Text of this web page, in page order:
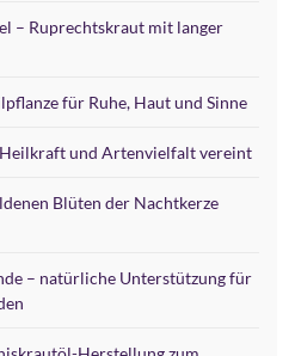
– Ruprechtskraut mit langer
für Ruhe, Haut und Sinne
und Artenvielfalt vereint
Blüten der Nachtkerze
– natürliche Unterstützung für